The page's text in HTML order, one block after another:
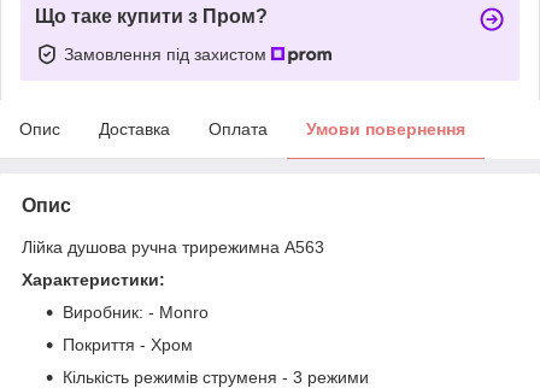
Що таке купити з Пром?
Замовлення під захистом
Опис Доставка Оплата Умови повернення
Опис
Лійка душова ручна трирежимна А563
Характеристики:
Виробник: - Monro
Покриття - Хром
Кількість режимів струменя - 3 режими